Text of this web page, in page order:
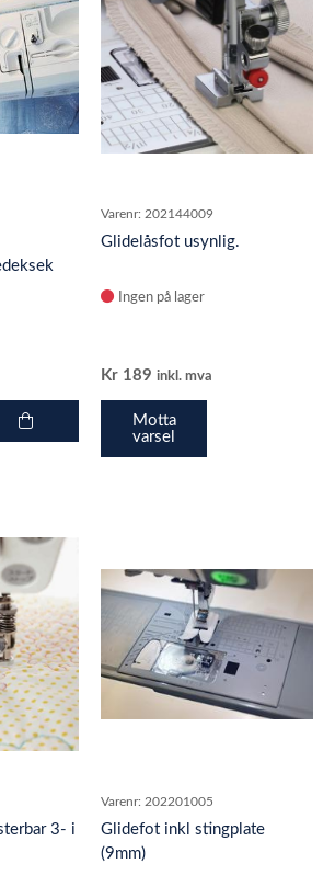
Varenr: 202144009
Glidelåsfot usynlig.
Ingen på lager
Kr 189 inkl. mva
Motta
varsel
3- i
Varenr: 202201005
Glidefot inkl stingplate
(9mm)